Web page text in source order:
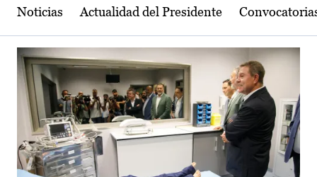
Noticias Actualidad del Presidente